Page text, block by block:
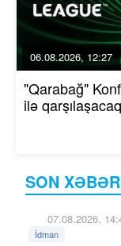
SON
07.08.2026,
İdman
06.08.2026, 12:27
"Qarabağ"
ilə qarşılaşacaq